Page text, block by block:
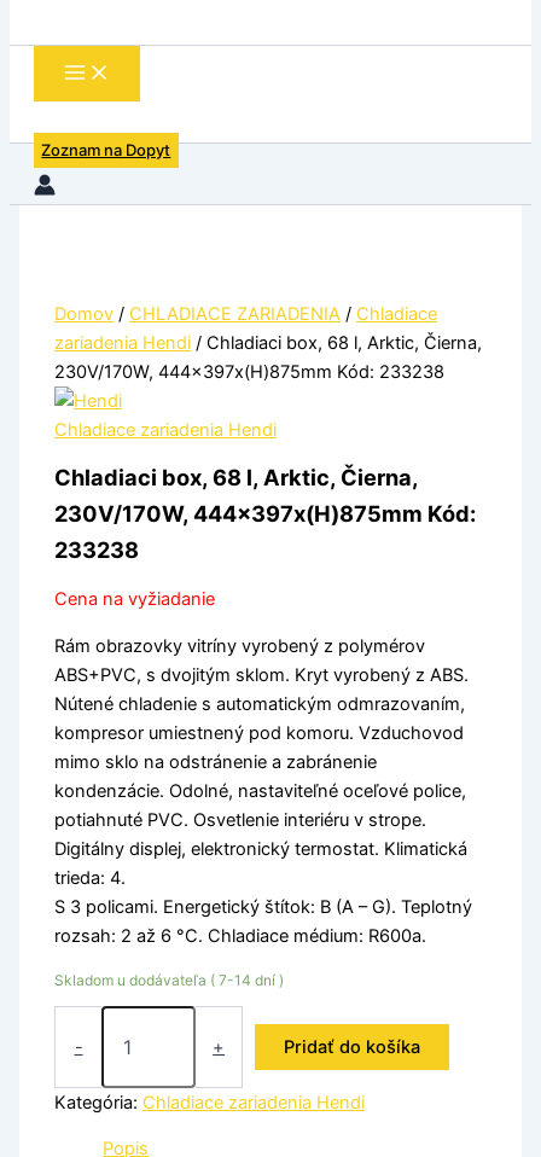
Zoznam na Dopyt
Domov / CHLADIACE ZARIADENIA / Chladiace
zariadenia Hendi / Chladiaci box, 68 l, Arktic, Čierna,
230V/170W, 444x397x(H)875mm Kód: 233238
Chladiace zariadenia Hendi
Chladiaci box, 68 l, Arktic, Čierna,
230V/170W, 444x397x(H)875mm Kód:
233238
Cena na vyžiadanie
Rám obrazovky vitríny vyrobený z polymérov
ABS+PVC, s dvojitým sklom. Kryt vyrobený z ABS.
Nútené chladenie s automatickým odmrazovaním,
kompresor umiestnený pod komoru. Vzduchovod
mimo sklo na odstránenie a zabránenie
kondenzácie. Odolné, nastaviteľné oceľové police,
potiahnuté PVC. Osvetlenie interiéru v strope.
Digitálny displej, elektronický termostat. Klimatická
trieda: 4.
S 3 policami. Energetický štítok: B (A – G). Teplotný
rozsah: 2 až 6 °C. Chladiace médium: R600a.
Skladom u dodávateľa ( 7-14 dní )
- + Pridať do košíka
Kategória: Chladiace zariadenia Hendi
Popis